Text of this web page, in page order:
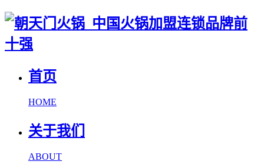
首页
HOME
关于我们
ABOUT